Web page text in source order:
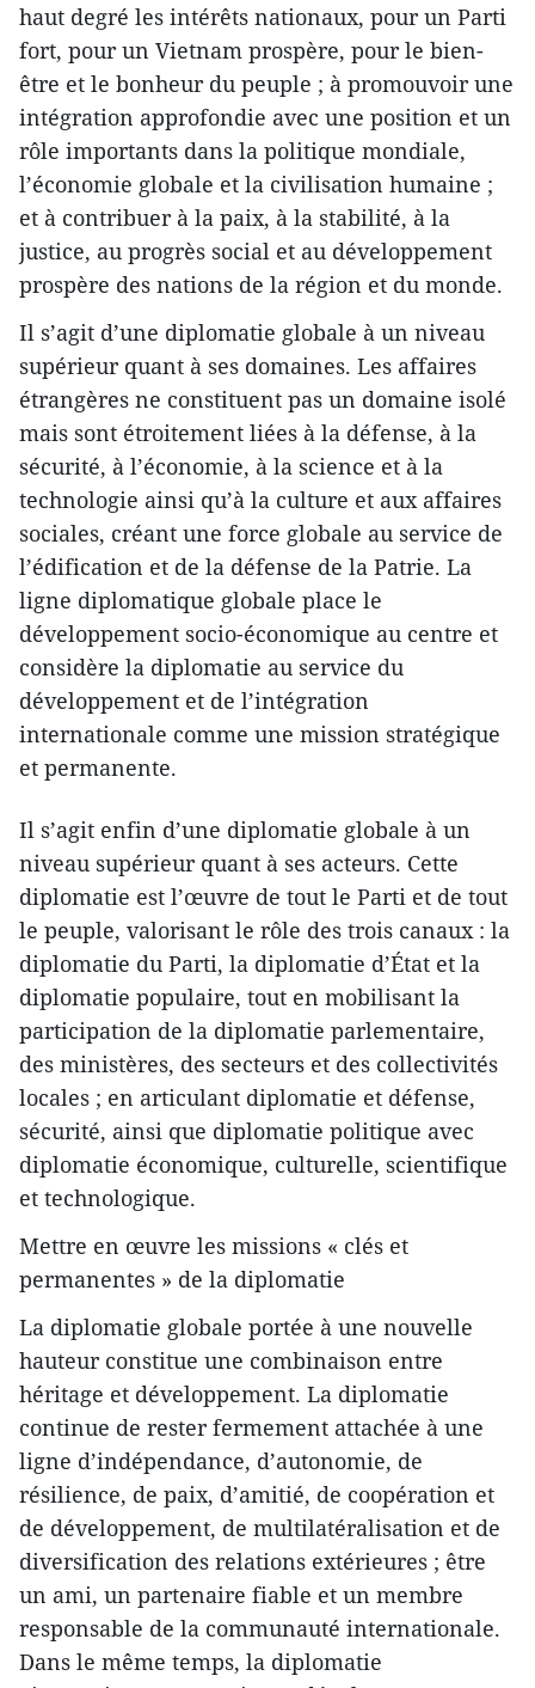
haut degré les intérêts nationaux, pour un Parti
fort, pour un Vietnam prospère, pour le bien-
être et le bonheur du peuple ; à promouvoir une
intégration approfondie avec une position et un
rôle importants dans la politique mondiale,
l’économie globale et la civilisation humaine ;
et à contribuer à la paix, à la stabilité, à la
justice, au progrès social et au développement
prospère des nations de la région et du monde.
Il s’agit d’une diplomatie globale à un niveau
supérieur quant à ses domaines. Les affaires
étrangères ne constituent pas un domaine isolé
mais sont étroitement liées à la défense, à la
sécurité, à l’économie, à la science et à la
technologie ainsi qu’à la culture et aux affaires
sociales, créant une force globale au service de
l’édification et de la défense de la Patrie. La
ligne diplomatique globale place le
développement socio-économique au centre et
considère la diplomatie au service du
développement et de l’intégration
internationale comme une mission stratégique
et permanente.
Il s’agit enfin d’une diplomatie globale à un
niveau supérieur quant à ses acteurs. Cette
diplomatie est l’œuvre de tout le Parti et de tout
le peuple, valorisant le rôle des trois canaux : la
diplomatie du Parti, la diplomatie d’État et la
diplomatie populaire, tout en mobilisant la
participation de la diplomatie parlementaire,
des ministères, des secteurs et des collectivités
locales ; en articulant diplomatie et défense,
sécurité, ainsi que diplomatie politique avec
diplomatie économique, culturelle, scientifique
et technologique.
Mettre en œuvre les missions « clés et
permanentes » de la diplomatie
La diplomatie globale portée à une nouvelle
hauteur constitue une combinaison entre
héritage et développement. La diplomatie
continue de rester fermement attachée à une
ligne d’indépendance, d’autonomie, de
résilience, de paix, d’amitié, de coopération et
de développement, de multilatéralisation et de
diversification des relations extérieures ; être
un ami, un partenaire fiable et un membre
responsable de la communauté internationale.
Dans le même temps, la diplomatie